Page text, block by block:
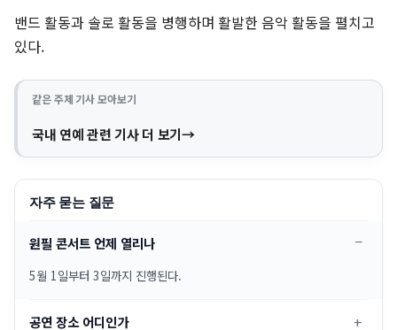
밴드 활동과 솔로 활동을 병행하며 활발한 음악 활동을 펼치고
있다.
같은 주제 기사 모아보기
국내 연예 관련 기사 더 보기
자주 묻는 질문
원필 콘서트 언제 열리나
5월 1일부터 3일까지 진행된다.
공연 장소 어디인가